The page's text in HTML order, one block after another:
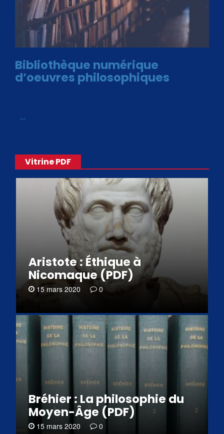
Bibliothèque numérique
d’oeuvres philosophiques
…
Vitrine PDF
Aristote : Éthique à
Nicomaque (PDF)
15 mars 2020 0
Bréhier : La philosophie du
Moyen-Âge (PDF)
15 mars 2020 0